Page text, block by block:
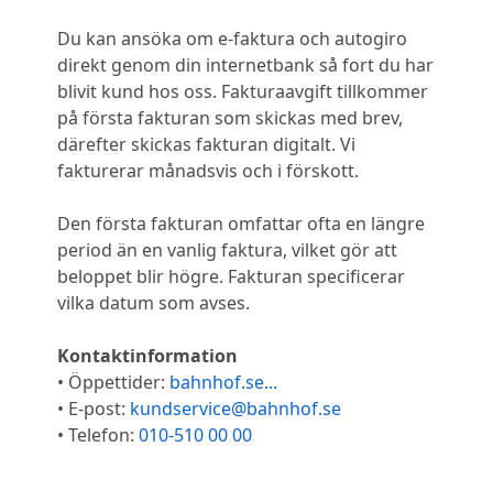
Du kan ansöka om e-faktura och autogiro
direkt genom din internetbank så fort du har
blivit kund hos oss. Fakturaavgift tillkommer
på första fakturan som skickas med brev,
därefter skickas fakturan digitalt. Vi
fakturerar månadsvis och i förskott.
Den första fakturan omfattar ofta en längre
period än en vanlig faktura, vilket gör att
beloppet blir högre. Fakturan specificerar
vilka datum som avses.
Kontaktinformation
• Öppettider: bahnhof.se...
• E-post: kundservice@bahnhof.se
• Telefon: 010-510 00 00